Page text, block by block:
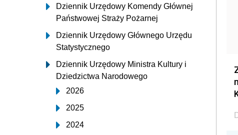
Dziennik Urzędowy Komendy Głównej
Państwowej Straży Pożarnej
Dziennik Urzędowy Głównego Urzędu
Statystycznego
Dziennik Urzędowy Ministra Kultury i
Dziedzictwa Narodowego
2026
2025
2024